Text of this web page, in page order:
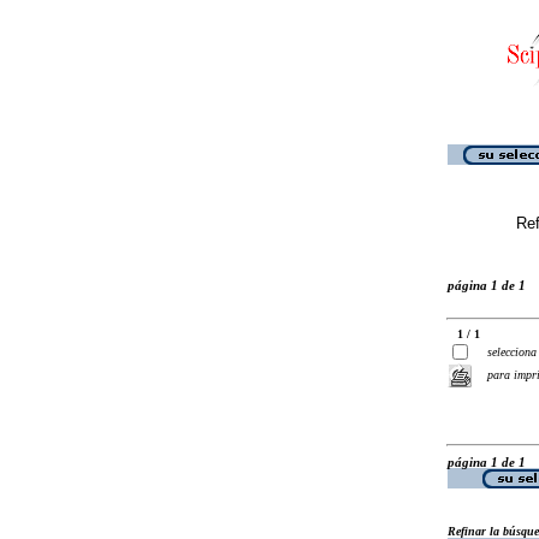
página 1 de 1
1 / 1
selecciona
para
página 1 de 1
Refinar la